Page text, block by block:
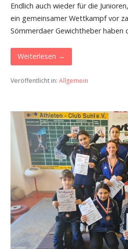
Endlich auch wieder für die
ein gemeinsamer Wettkampf vor
Sömmerdaer Gewichtheber haben
Weiterlesen →
Veröffentlicht in: Allgemein